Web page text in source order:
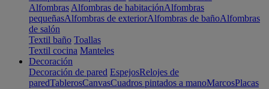
Alfombras Alfombras de habitaciónAlfombras
pequeñasAlfombras de exteriorAlfombras de bañoAlfombras
de salón
Textil baño Toallas
Textil cocina Manteles
Decoración
Decoración de pared EspejosRelojes de
paredTablerosCanvasCuadros pintados a manoMarcosPlacas